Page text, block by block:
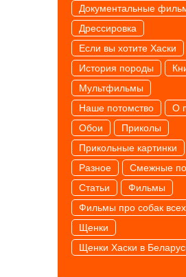
Документальные
Дрессировка
Если вы хотите Хаски
История породы
Мультфильмы
Наше потомство
О
Обои
Приколы
Прикольные картинки
Разное
Смежные
Статьи
Фильмы
Фильмы про собак
Щенки
Щенки Хаски в